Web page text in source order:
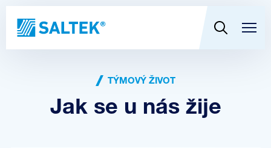
TÝMOVÝ ŽIVOT
Jak se u nás žije